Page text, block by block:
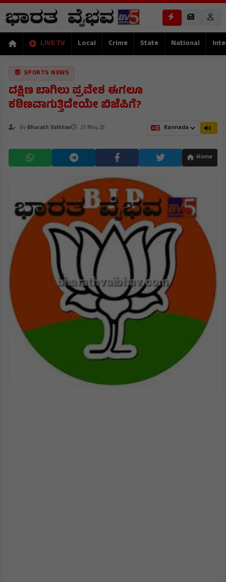
LIVE TV Local Crime State National
SPORTS NEWS
ದಕ್ಷಿಣ ಬಾಗಿಲು ಪ್ರವೇಶ ಈಗಲೂ
ಕಠಿಣವಾಗುತ್ತಿದೇಯೇ ಬಿಜೆಪಿಗೆ?
By Bharath Vaibhav 23 May, 26
Home